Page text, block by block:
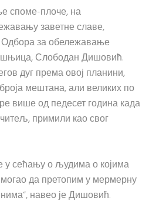
споме-плоче, на
заветне славе,
Одбора за обележавање
Слободан Дишовић.
дуг према овој планини,
мештана, али великих по
више од педесет година када
примили као свог
у сећању о људима о којима
да претопим у мермерну
навео је Дишовић.